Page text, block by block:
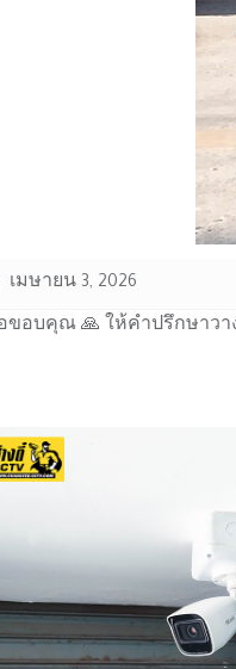
เมษายน 3, 2026
ขอบคุณ 🙏 ให้คำปรึกษาวา